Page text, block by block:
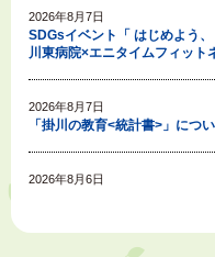
2026年8月7日
SDGsイベント「 はじめよう
川東病院×エニタイムフィット
2026年8月7日
「掛川の教育<統計書>」につ
2026年8月6日
令和８年度公民館等（大東北